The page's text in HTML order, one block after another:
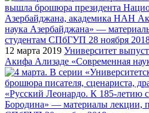
12 марта 2019 Университет
Акифа Ализаде «Современная